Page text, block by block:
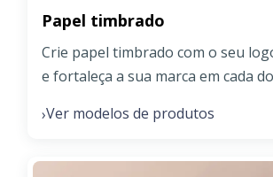
Papel timbrado
Crie papel timbrado com o seu
e fortaleça a sua marca em cada
›Ver modelos de produtos